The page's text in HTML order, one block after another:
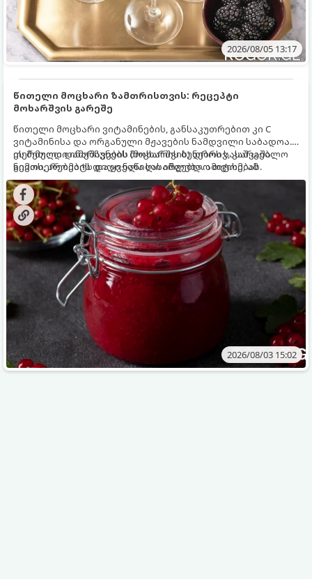
2026/08/05 13:17
წითელი მოცხარი ზამთრისთვის: რეცეპტი
მოხარშვის გარეშე
წითელი მოცხარი ვიტამინების, განსაკუთრებით კი C
ვიტამინისა და ორგანული მჟავების ნამდვილი საბადოა.
თერმული დამუშავების (მოხარშვის) დროს სასარგებლო
ნივთიერებების დიდი ნაწილი იშლება. ამიტომ, ამ
კენკრის ზამთრისთვის შესანახად საუკეთესო გზა
„ცოცხალი ჯემის“ მომზადებაა - მოხარშვის გარეშე.
ეს მეთოდი ინარჩუნებს მოცხარის ბუნებრივ, კაშკაშა
გემოს, არომატს და ყველა სასარგებლო თვისებას.
2026/08/03 15:02